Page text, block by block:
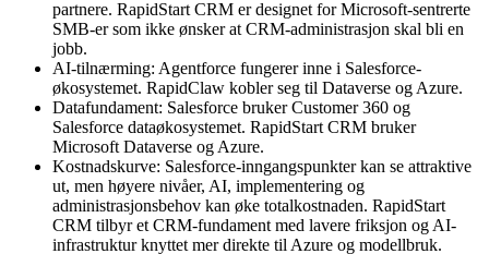
partnere. RapidStart CRM er designet for Microsoft-sentrerte
SMB-er som ikke ønsker at CRM-administrasjon skal bli en
jobb.
AI-tilnærming: Agentforce fungerer inne i Salesforce-
økosystemet. RapidClaw kobler seg til Dataverse og Azure.
Datafundament: Salesforce bruker Customer 360 og
Salesforce dataøkosystemet. RapidStart CRM bruker
Microsoft Dataverse og Azure.
Kostnadskurve: Salesforce-inngangspunkter kan se attraktive
ut, men høyere nivåer, AI, implementering og
administrasjonsbehov kan øke totalkostnaden. RapidStart
CRM tilbyr et CRM-fundament med lavere friksjon og AI-
infrastruktur knyttet mer direkte til Azure og modellbruk.